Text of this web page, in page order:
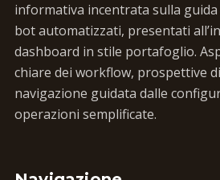
informativa incentrata sulla
bot automatizzati, presentati
dashboard in stile portafoglio.
chiare dei workflow, prospettive
navigazione guidata dalle
operazioni semplificate.